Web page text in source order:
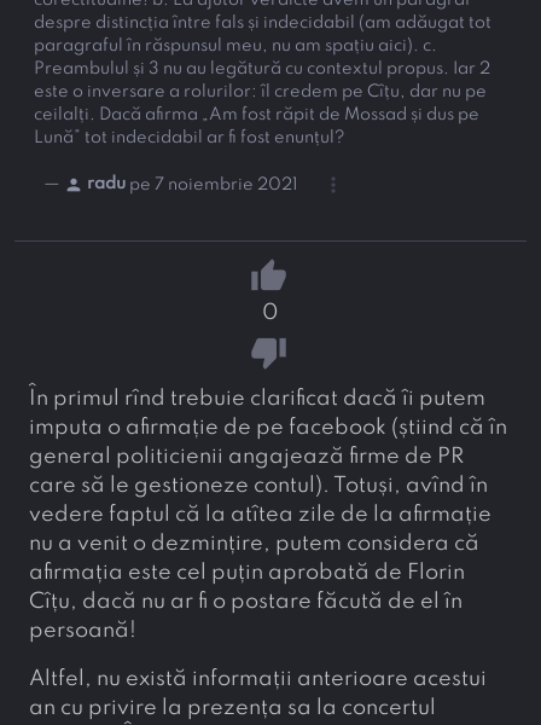
despre distincția între fals și indecidabil (am adăugat tot
paragraful în răspunsul meu, nu am spațiu aici). c.
Preambulul și 3 nu au legătură cu contextul propus. Iar 2
este o inversare a rolurilor: îl credem pe Cîțu, dar nu pe
ceilalți. Dacă afirma „Am fost răpit de Mossad și dus pe
Lună” tot indecidabil ar fi fost enunțul?
— person radu pe 7 noiembrie 2021 more_vert
thumb_up
0
thumb_down
În primul rînd trebuie clarificat dacă îi putem
imputa o afirmație de pe facebook (știind că în
general politicienii angajează firme de PR
care să le gestioneze contul). Totuși, avînd în
vedere faptul că la atîtea zile de la afirmație
nu a venit o dezmințire, putem considera că
afirmația este cel puțin aprobată de Florin
Cîțu, dacă nu ar fi o postare făcută de el în
persoană!
Altfel, nu există informații anterioare acestui
an cu privire la prezența sa la concertul